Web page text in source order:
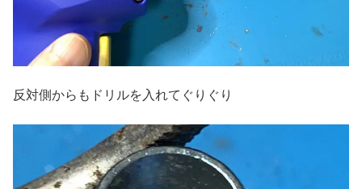
反対側からもドリルを入れてぐりぐり